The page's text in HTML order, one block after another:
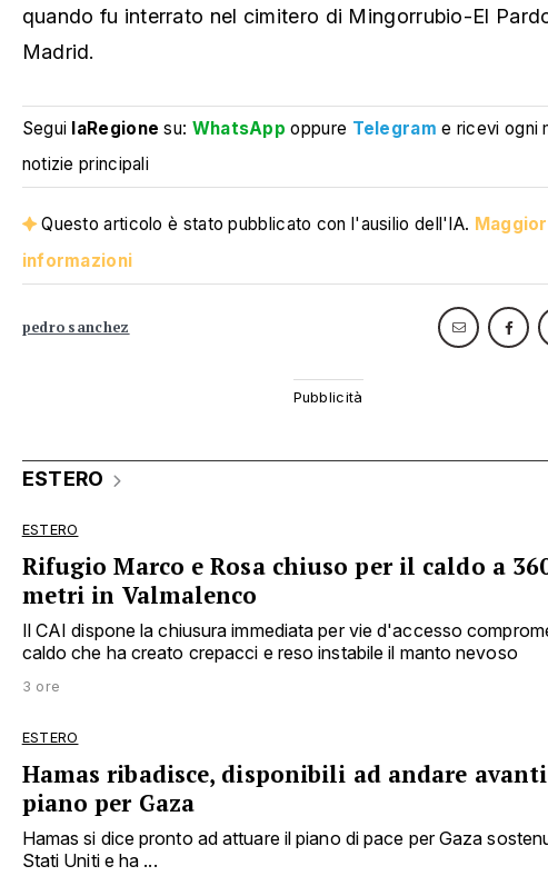
quando fu interrato nel cimitero di Mingorrubio-El
Madrid.
Segui laRegione su: WhatsApp oppure Telegram e ricevi ogni
notizie principali
Questo articolo è stato pubblicato con l'ausilio dell'IA.
informazioni
pedro sanchez
ESTERO
ESTERO
Rifugio Marco e Rosa chiuso per il caldo a
metri in Valmalenco
Il CAI dispone la chiusura immediata per vie d'accesso
caldo che ha creato crepacci e reso instabile il manto nevoso
3 ore
ESTERO
Hamas ribadisce, disponibili ad andare
piano per Gaza
Hamas si dice pronto ad attuare il piano di pace per Gaza
Stati Uniti e ha ...